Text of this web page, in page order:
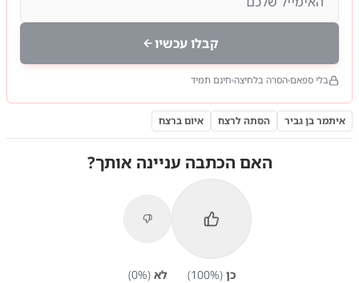
קבלו עכשיו
בלי ספאם הסרה בלחיצה חינם תמיד
איתמר בן גביר הסתה לרצח איום ברצח
האם הכתבה עניינה אותך?
כן (
100%) לא (
0%)